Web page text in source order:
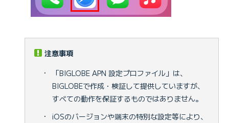
注意事項
・
「BIGLOBE APN 設定プロファイル」は、
BIGLOBEで作成・検証して提供していますが、
すべての動作を保証するものではありません。
・
iOSのバージョンや端末の特別な設定等により、